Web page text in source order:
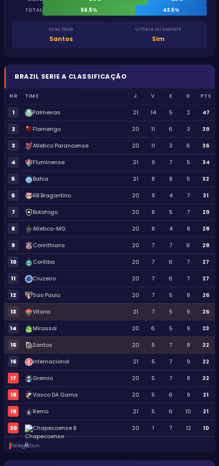
TOTAL
56.5% 43.5%
VENCEDOR
Santos
VITÓRIA OU EMPATE
Sim
BRAZIL SERIE A CLASSIFICAÇÃO
NR TIME J V E D PTS
1 Palmeiras 21 14 5 2 47
2 Flamengo 20 11 6 3 39
3 Atletico Paranaense 20 11 3 6 36
4 Fluminense 21 9 7 5 34
5 Bahia 21 8 8 5 32
6 RB Bragantino 20 9 4 7 31
7 Botafogo 20 8 5 7 29
8 Atletico-MG 20 8 4 8 28
9 Corinthians 20 7 7 6 28
10 Coritiba 20 7 6 7 27
11 Cruzeiro 20 7 6 7 27
12 Sao Paulo 20 7 5 8 26
13 Vitoria 21 7 5 9 26
14 Mirassol 20 6 5 9 23
15 Santos 20 5 7 8 22
16 Internacional 21 5 7 9 22
17 Gremio 20 5 7 8 22
18 Vasco DA Gama 20 5 6 9 21
19 Remo 21 5 6 10 21
20 Chapecoense B 20 1 7 12 10
Relegation